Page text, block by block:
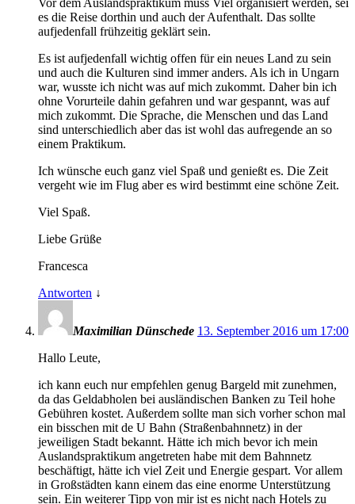
Vor dem Auslandspraktikum muss Viel organisiert werden, sei
es die Reise dorthin und auch der Aufenthalt. Das sollte
aufjedenfall frühzeitig geklärt sein.
Es ist aufjedenfall wichtig offen für ein neues Land zu sein
und auch die Kulturen sind immer anders. Als ich in Ungarn
war, wusste ich nicht was auf mich zukommt. Daher bin ich
ohne Vorurteile dahin gefahren und war gespannt, was auf
mich zukommt. Die Sprache, die Menschen und das Land
sind unterschiedlich aber das ist wohl das aufregende an so
einem Praktikum.
Ich wünsche euch ganz viel Spaß und genießt es. Die Zeit
vergeht wie im Flug aber es wird bestimmt eine schöne Zeit.
Viel Spaß.
Liebe Grüße
Francesca
Antworten ↓
Maximilian Dünschede 13. September 2016 um 17:00
Hallo Leute,
ich kann euch nur empfehlen genug Bargeld mit zunehmen,
da das Geldabholen bei ausländischen Banken zu Teil hohe
Gebühren kostet. Außerdem sollte man sich vorher schon mal
ein bisschen mit de U Bahn (Straßenbahnnetz) in der
jeweiligen Stadt bekannt. Hätte ich mich bevor ich mein
Auslandspraktikum angetreten habe mit dem Bahnnetz
beschäftigt, hätte ich viel Zeit und Energie gespart. Vor allem
in Großstädten kann einem das eine enorme Unterstützung
sein. Ein weiterer Tipp von mir ist es nicht nach Hotels zu